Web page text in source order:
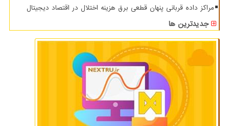
مراکز داده قربانی پنهان قطعی برق هزینه اختلال در اقتصاد دیجیتال
جدیدترین ها